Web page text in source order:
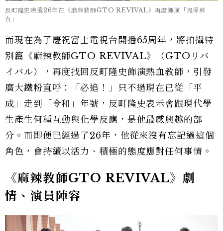
反町隆史睽違26年在《麻辣教師GTO REVIVAL》再度飾演「鬼塚英
吉」
而現在為了慶祝富士電視台開播65周年，將拍攝特
別篇《麻辣教師GTO REVIVAL》（GTOリバ
イバル），再度找回反町隆史飾演熱血教師，引發
廣大鐵粉直呼：「必追！」只不過現在已從「平
成」走到「令和」年號，反町隆史表示會跟現代學
生產生何種互動與化學反應，是他最感興趣的部
分。而即便已經過了26年，他從來沒有忘記過這個
角色，會持續以活力、積極的態度應對任何事情。
《麻辣教師GTO REVIVAL》劇
情、演員陣容